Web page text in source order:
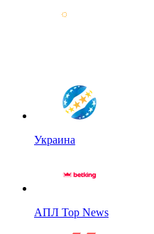
Украина
АПЛ Top News